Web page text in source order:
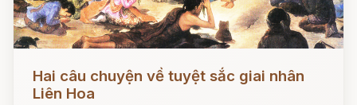
Hai câu chuyện về tuyệt sắc giai nhân
Liên Hoa